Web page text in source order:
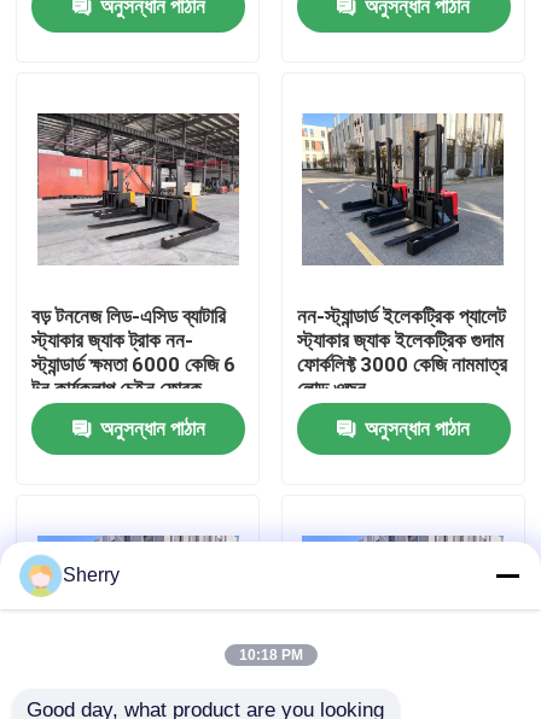
ভিডিও
আমাদের সম্পর্কে
কারখানা ভ্রমণ
মান নিয়ন্ত্রণ
খবর
বৈদ্যুতিক প্যালেট ফর্কলিফ্ট
অনুসন্ধান পাঠান
অনুসন্ধান পাঠান
বড় টননেজ লিড-এসিড ব্যাটারি
স্ট্যাকার জ্যাক ট্রাক নন-
স্ট্যান্ডার্ড ক্ষমতা 6000 কেজি 6
টন কার্যকলাপ চেইন ফোরক
অনুসন্ধান পাঠান
নন-স্ট্যান্ডার্ড ইলেকট্রিক প্যালেট
স্ট্যাকার জ্যাক ইলেকট্রিক গুদাম
ফোর্কলিফ্ট 3000 কেজি নামমাত্র
লোড ওজন
অনুসন্ধান পাঠান
Sherry
10:18 PM
Good day, what product are you looking